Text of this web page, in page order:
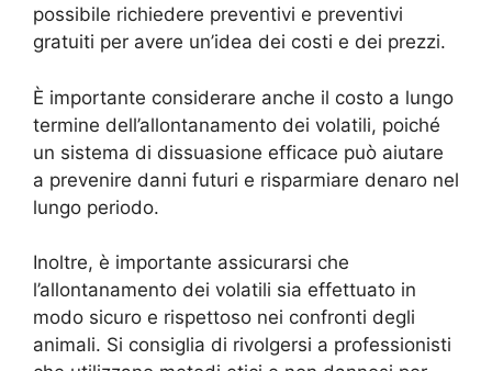
possibile richiedere preventivi e preventivi
gratuiti per avere un’idea dei costi e dei prezzi.
È importante considerare anche il costo a lungo
termine dell’allontanamento dei volatili, poiché
un sistema di dissuasione efficace può aiutare
a prevenire danni futuri e risparmiare denaro nel
lungo periodo.
Inoltre, è importante assicurarsi che
l’allontanamento dei volatili sia effettuato in
modo sicuro e rispettoso nei confronti degli
animali. Si consiglia di rivolgersi a professionisti